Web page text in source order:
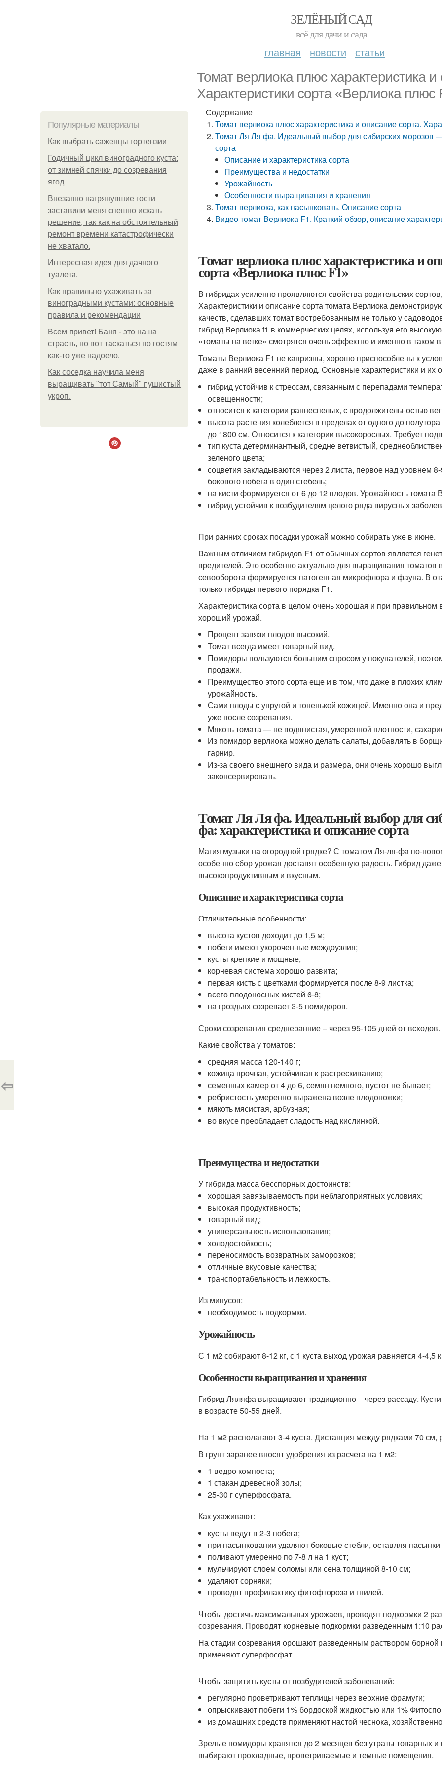
ЗЕЛЁНЫЙ САД
всё для дачи и сада
главная новости статьи
Томат верлиока плюс характеристика и
Характеристики сорта «Верлиока плюс
Популярные материалы
Как выбрать саженцы гортензии
Годичный цикл виноградного куста:
от зимней спячки до созревания
ягод
Внезапно нагрянувшие гости
заставили меня спешно искать
решение, так как на обстоятельный
ремонт времени катастрофически
не хватало.
Интересная идея для дачного
туалета.
Как правильно ухаживать за
виноградными кустами: основные
правила и рекомендации
Всем привет! Баня - это наша
страсть, но вот таскаться по гостям
как-то уже надоело.
Как соседка научила меня
выращивать "тот Самый" пушистый
укроп.
Содержание
Томат верлиока плюс характеристика и описание сорта.
Томат Ля Ля фа. Идеальный выбор для сибирских морозов
сорта
Описание и характеристика сорта
Преимущества и недостатки
Урожайность
Особенности выращивания и хранения
Томат верлиока, как пасынковать. Описание сорта
Видео томат Верлиока F1. Краткий обзор, описание
Томат верлиока плюс характеристика и
сорта «Верлиока плюс F1»
В гибридах усиленно проявляются свойства родительских
Характеристики и описание сорта томата Верлиока
качеств, сделавших томат востребованным не только у
гибрид Верлиока f1 в коммерческих целях, используя его
«томаты на ветке» смотрятся очень эффектно и именно в таком
Томаты Верлиока F1 не капризны, хорошо приспособлены к
даже в ранний весенний период. Основные характеристики и их
гибрид устойчив к стрессам, связанным с перепадами
освещенности;
относится к категории раннеспелых, с продолжительностью
высота растения колеблется в пределах от одного до
до 1800 см. Относится к категории высокорослых. Требует
тип куста детерминантный, средне ветвистый,
зеленого цвета;
соцветия закладываются через 2 листа, первое над уровнем
бокового побега в один стебель;
на кисти формируется от 6 до 12 плодов. Урожайность томата
гибрид устойчив к возбудителям целого ряда вирусных
При ранних сроках посадки урожай можно собирать уже в июне.
Важным отличием гибридов F1 от обычных сортов является
вредителей. Это особенно актуально для выращивания томатов
севооборота формируется патогенная микрофлора и фауна. В
только гибриды первого порядка F1.
Характеристика сорта в целом очень хорошая и при
хороший урожай.
Процент завязи плодов высокий.
Томат всегда имеет товарный вид.
Помидоры пользуются большим спросом у покупателей,
продажи.
Преимущество этого сорта еще и в том, что даже в плохих
урожайность.
Сами плоды с упругой и тоненькой кожицей. Именно она и
уже после созревания.
Мякоть томата — не водянистая, умеренной плотности,
Из помидор верлиока можно делать салаты, добавлять в
гарнир.
Из-за своего внешнего вида и размера, они очень хорошо
законсервировать.
Томат Ля Ля фа. Идеальный выбор для
фа: характеристика и описание сорта
Магия музыки на огородной грядке? С томатом Ля-ля-фа по-
особенно сбор урожая доставят особенную радость. Гибрид
высокопродуктивным и вкусным.
Описание и характеристика сорта
Отличительные особенности:
высота кустов доходит до 1,5 м;
побеги имеют укороченные междоузлия;
кусты крепкие и мощные;
корневая система хорошо развита;
первая кисть с цветками формируется после 8-9 листка;
всего плодоносных кистей 6-8;
на гроздьях созревает 3-5 помидоров.
Сроки созревания среднеранние – через 95-105 дней от всходов.
Какие свойства у томатов:
средняя масса 120-140 г;
кожица прочная, устойчивая к растрескиванию;
семенных камер от 4 до 6, семян немного, пустот не бывает;
ребристость умеренно выражена возле плодоножки;
мякоть мясистая, арбузная;
во вкусе преобладает сладость над кислинкой.
Преимущества и недостатки
У гибрида масса бесспорных достоинств:
хорошая завязываемость при неблагоприятных условиях;
высокая продуктивность;
товарный вид;
универсальность использования;
холодостойкость;
переносимость возвратных заморозков;
отличные вкусовые качества;
транспортабельность и лежкость.
Из минусов:
необходимость подкормки.
Урожайность
С 1 м2 собирают 8-12 кг, с 1 куста выход урожая равняется 4-4,5
Особенности выращивания и хранения
Гибрид Ляляфа выращивают традиционно – через рассаду.
в возрасте 50-55 дней.
На 1 м2 располагают 3-4 куста. Дистанция между рядками 70
В грунт заранее вносят удобрения из расчета на 1 м2:
1 ведро компоста;
1 стакан древесной золы;
25-30 г суперфосфата.
Как ухаживают:
кусты ведут в 2-3 побега;
при пасынковании удаляют боковые стебли, оставляя
поливают умеренно по 7-8 л на 1 куст;
мульчируют слоем соломы или сена толщиной 8-10 см;
удаляют сорняки;
проводят профилактику фитофтороза и гнилей.
Чтобы достичь максимальных урожаев, проводят подкормки 2
созревания. Проводят корневые подкормки разведенным 1:10
На стадии созревания орошают разведенным раствором
применяют суперфосфат.
Чтобы защитить кусты от возбудителей заболеваний:
регулярно проветривают теплицы через верхние фрамуги;
опрыскивают побеги 1% бордоской жидкостью или 1%
из домашних средств применяют настой чеснока,
Зрелые помидоры хранятся до 2 месяцев без утраты товарных и
выбирают прохладные, проветриваемые и темные помещения.
⇦